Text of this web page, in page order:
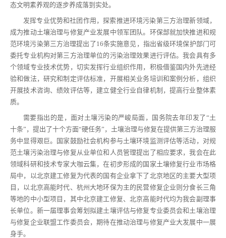
态文明素养观的逐步养成落到实处。
发挥专业优势和社团作用，探索推进环境污染第三方治理新领域，
成为推动土壤治理与修复产业发展中领军团队。环保部就加快推进和规
范环境污染第三方治理提出了16条实施意见，指出省级环境保护部门可
委托专业机构对第三方治理单位的污染治理效果进行评估。我会具有多
个领域专业技术优势，切实发挥行业组织作用，积极借鉴国内外先进经
验和做法，研究和制定评估标准，开展相关业务培训和案例分析，组织
开展技术咨询、绩效评估等，建立健全行业自律机制，提高行业整体素
质。
需要指出的是，面对土壤污染的严峻局面，国务院去年印发了“土
十条”，提出了十个方面“硬任务”，土壤治理与修复在提供第三方治理服
务中显得艰巨。国家鼓励社会机构参与土壤环境监测评估等活动，对规
范土壤污染治理与修复从业单位和人员管理提出了相应要求，我会在此
领域科研和技术专家大咖云集，在初步形成的国家土壤修复行业市场格
局中，以北京建工修复为代表的国有企业拿下了北京地区的主要大型项
目，以北京高能时代、杭州大地环保为主的民营修复企业则分食长三角
等地的中小型项目，其中北京建工修复、北京高能时代均为我会副理事
长单位。新一届理事会筹划拟建土壤评估与修复专业委员会和土壤治理
与修复企业联盟工作委员会，期待在推动治理与修复产业大发展中一展
身手。